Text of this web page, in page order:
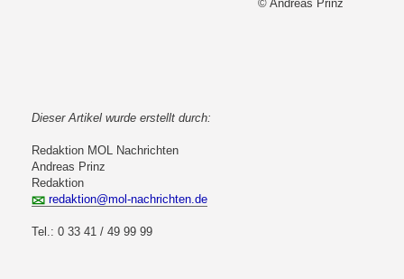
© Andreas Prinz
Dieser Artikel wurde erstellt durch:
Redaktion MOL Nachrichten
Andreas Prinz
Redaktion
redaktion@mol-nachrichten.de
Tel.: 0 33 41 / 49 99 99